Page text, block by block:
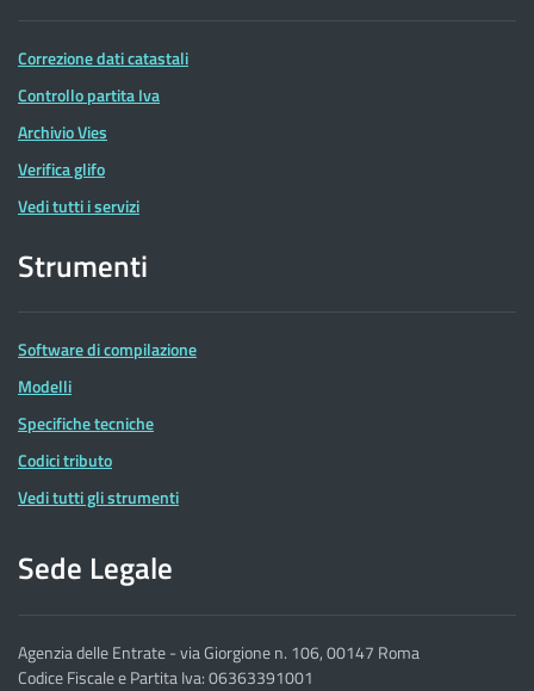
Correzione dati catastali
Controllo partita Iva
Archivio Vies
Verifica glifo
Vedi tutti i servizi
Strumenti
Software di compilazione
Modelli
Specifiche tecniche
Codici tributo
Vedi tutti gli strumenti
Sede Legale
Agenzia delle Entrate - via Giorgione n. 106, 00147 Roma
Codice Fiscale e Partita Iva: 06363391001